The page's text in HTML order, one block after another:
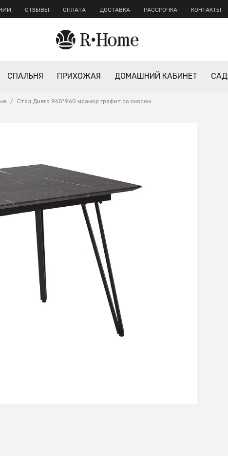
ОТЗЫВЫ ОПЛАТА ДОСТАВКА РАССРОЧКА КОНТАКТЫ
СПАЛЬНЯ ПРИХОЖАЯ ДОМАШНИЙ КАБИНЕТ САД
/ Стол Диего 960*960 мрамор графит со скосом